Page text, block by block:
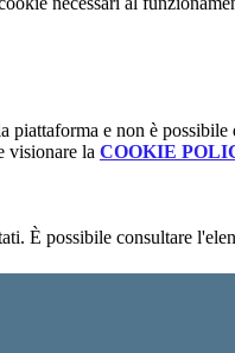
piattaforma e non è
visionare la COOKIE
È possibile consultare